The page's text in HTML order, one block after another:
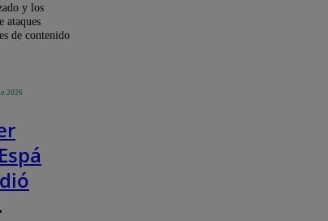
y los
ataques
de contenido
2026